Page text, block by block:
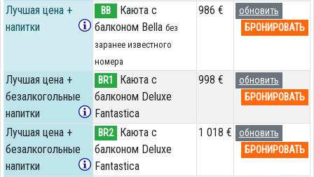
Лучшая цена +
напитки
BB
Каюта с
балконом Bella без
заранее известного
номера
986 €
обновить
БРОНИРОВАТЬ
Лучшая цена +
безалкогольные
напитки
BR1
Каюта с
балконом Deluxe
Fantastica
998 €
обновить
БРОНИРОВАТЬ
Лучшая цена +
безалкогольные
напитки
BR2
Каюта с
балконом Deluxe
Fantastica
1 018 €
обновить
БРОНИРОВАТЬ